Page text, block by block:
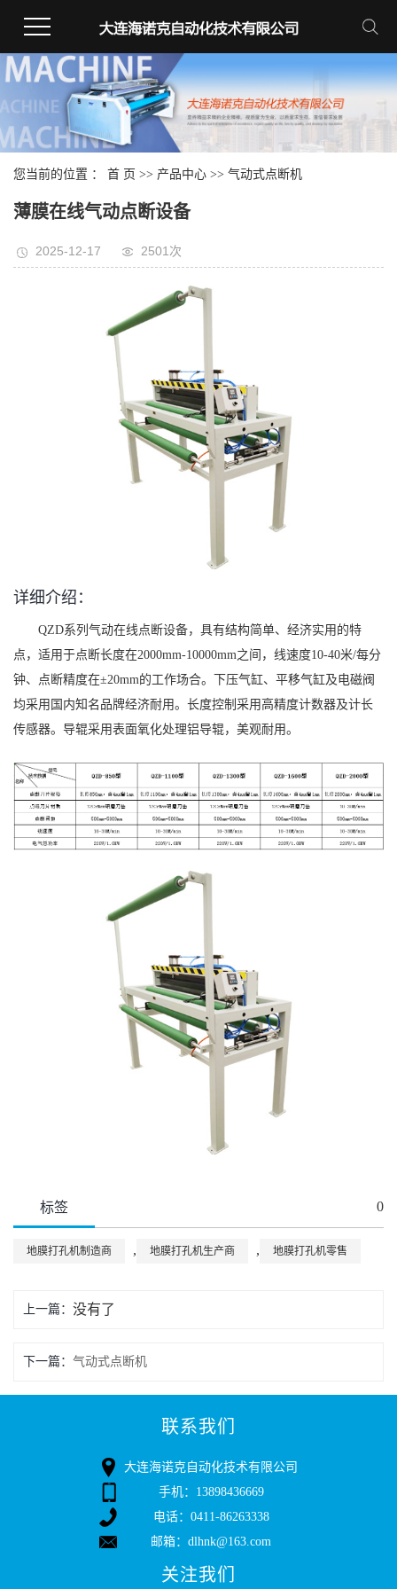
您当前的位置 ： 首 页 >> 产品中心 >> 气动式点断机
薄膜在线气动点断设备
2025-12-17 2501次
详细介绍：
QZD系列气动在线点断设备，具有结构简单、经济实用的特
点，适用于点断长度在2000mm-10000mm之间，线速度10-40米/每分
钟、点断精度在±20mm的工作场合。下压气缸、平移气缸及电磁阀
均采用国内知名品牌经济耐用。长度控制采用高精度计数器及计长
传感器。导辊采用表面氧化处理铝导辊，美观耐用。
标签 0
地膜打孔机制造商 , 地膜打孔机生产商 , 地膜打孔机零售
上一篇： 没有了
下一篇： 气动式点断机
联系我们
大连海诺克自动化技术有限公司
手机：13898436669
电话：0411-86263338
邮箱：dlhnk@163.com
关注我们